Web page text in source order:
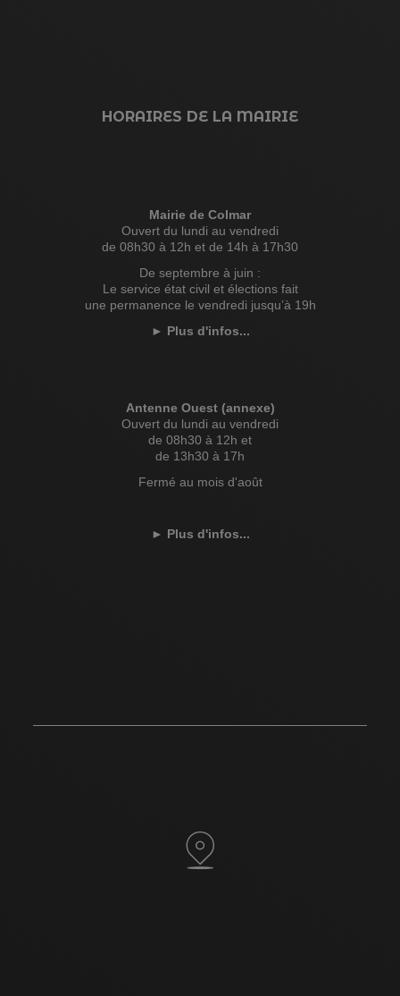
HORAIRES DE LA MAIRIE
Mairie de Colmar
Ouvert du lundi au vendredi
de 08h30 à 12h et de 14h à 17h30
De septembre à juin :
Le service état civil et élections fait
une permanence le vendredi jusqu’à 19h
► Plus d'infos...
Antenne Ouest (annexe)
Ouvert du lundi au vendredi
de 08h30 à 12h et
de 13h30 à 17h
Fermé au mois d'août
► Plus d'infos...